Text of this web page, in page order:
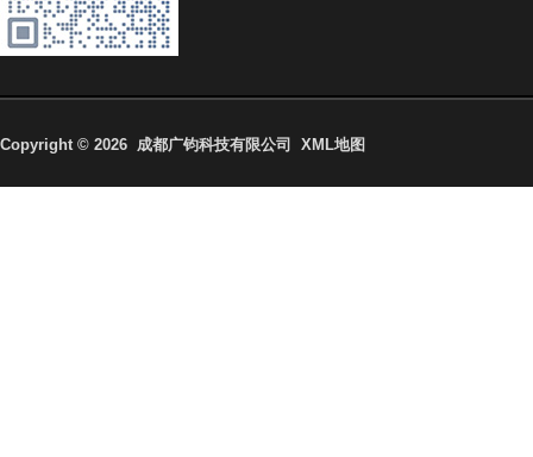
Copyright © 2026 成都广钧科技有限公司 XML地图